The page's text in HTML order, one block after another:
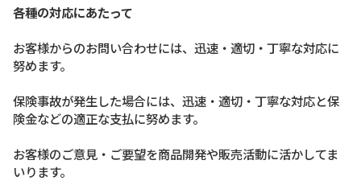
各種の対応にあたって
お客様からのお問い合わせには、迅速・適切・丁寧な対応に
努めます。
保険事故が発生した場合には、迅速・適切・丁寧な対応と保
険金などの適正な支払に努めます。
お客様のご意見・ご要望を商品開発や販売活動に活かしてま
いります。